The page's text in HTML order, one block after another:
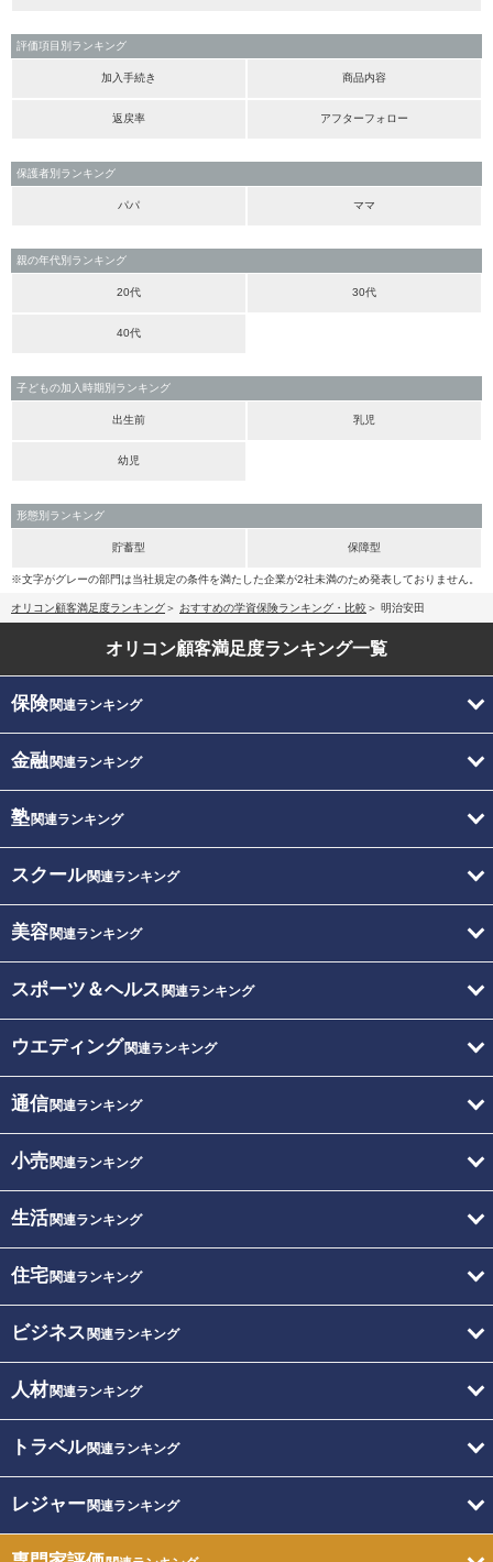
評価項目別ランキング
加入手続き 商品内容
返戻率 アフターフォロー
保護者別ランキング
パパ ママ
親の年代別ランキング
20代 30代
40代
子どもの加入時期別ランキング
出生前 乳児
幼児
形態別ランキング
貯蓄型 保障型
※文字がグレーの部門は当社規定の条件を満たした企業が2社未満のため発表しておりません。
オリコン顧客満足度ランキング おすすめの学資保険ランキング・比較 明治安田
オリコン顧客満足度ランキング一覧
保険関連ランキング
金融関連ランキング
塾関連ランキング
スクール関連ランキング
美容関連ランキング
スポーツ＆ヘルス 関連ランキング
ウエディング関連ランキング
通信関連ランキング
小売関連ランキング
生活関連ランキング
住宅関連ランキング
ビジネス 関連ランキング
人材関連ランキング
トラベル関連ランキング
レジャー関連ランキング